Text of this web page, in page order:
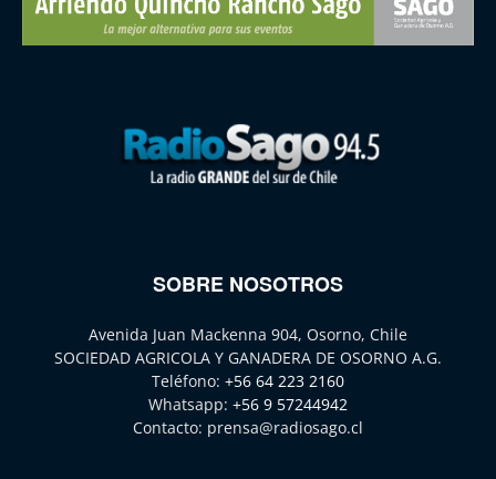
SOBRE NOSOTROS
Avenida Juan Mackenna 904, Osorno, Chile
SOCIEDAD AGRICOLA Y GANADERA DE OSORNO A.G.
Teléfono: +56 64 223 2160
Whatsapp: +56 9 57244942
Contacto: prensa@radiosago.cl